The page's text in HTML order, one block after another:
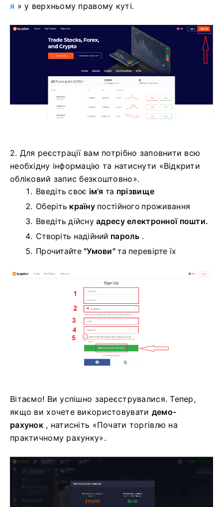
я » у верхньому правому куті.
2. Для реєстрації вам потрібно заповнити всю
необхідну інформацію та натиснути «Відкрити
обліковий запис безкоштовно».
Введіть своє ім'я та прізвище
Оберіть країнупостійного проживання
Введіть дійснуадресу електронної пошти.
Створіть надійний пароль .
Прочитайте"Умови" та перевірте їх
Вітаємо! Ви успішно зареєструвалися. Тепер,
якщо ви хочете використовувати демо-
рахунок, натисніть «Почати торгівлю на
практичному рахунку».